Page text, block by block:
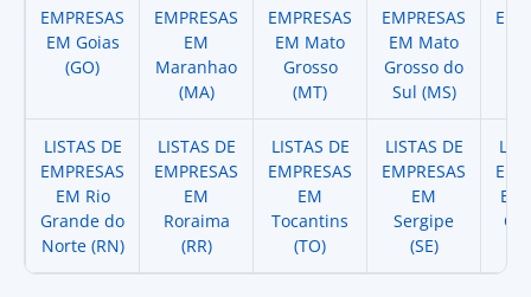
EMPRESAS
EM Goias
(GO)
EMPRESAS
EM
Maranhao
(MA)
EMPRESAS
EM Mato
Grosso
(MT)
EMPRESAS
EM Mato
Grosso do
Sul (MS)
LISTAS DE
EMPRESAS
EM Rio
Grande do
Norte (RN)
LISTAS DE
EMPRESAS
EM
Roraima
(RR)
LISTAS DE
EMPRESAS
EM
Tocantins
(TO)
LISTAS DE
EMPRESAS
EM
Sergipe
(SE)
EM